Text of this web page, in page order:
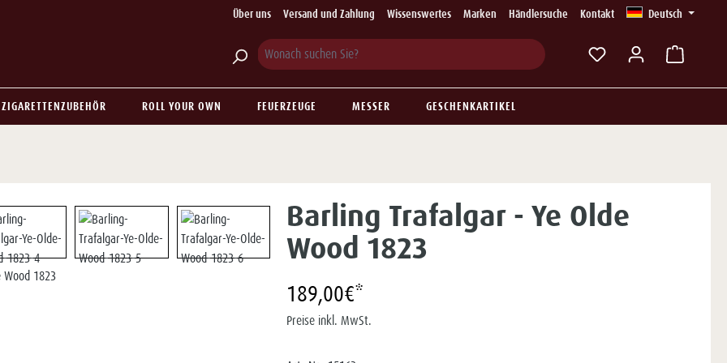
Über uns Versand und Zahlung Wissenswertes Marken Händlersuche Kontakt Deutsch
Du hast 0 Produkte
ZIGARETTENZUBEHÖR ROLL YOUR OWN FEUERZEUGE MESSER GESCHENKARTIKEL
Barling Trafalgar - Ye Olde
Wood 1823
189,00€*
Preise inkl. MwSt.